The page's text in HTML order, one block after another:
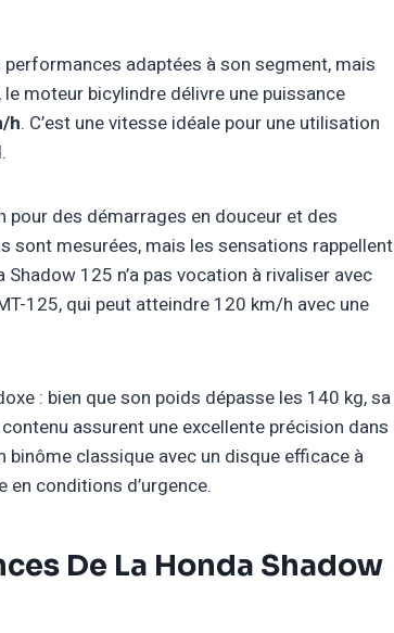
adaptées à son segment, mais
moteur bicylindre délivre une puissance
h. C’est une vitesse idéale pour une utilisation
pour des démarrages en douceur et des
sont mesurées, mais les sensations rappellent
125 n’a pas vocation à rivaliser avec
125, qui peut atteindre 120 km/h avec une
: bien que son poids dépasse les 140 kg, sa
assurent une excellente précision dans
classique avec un disque efficace à
en conditions d’urgence.
De La Honda Shadow